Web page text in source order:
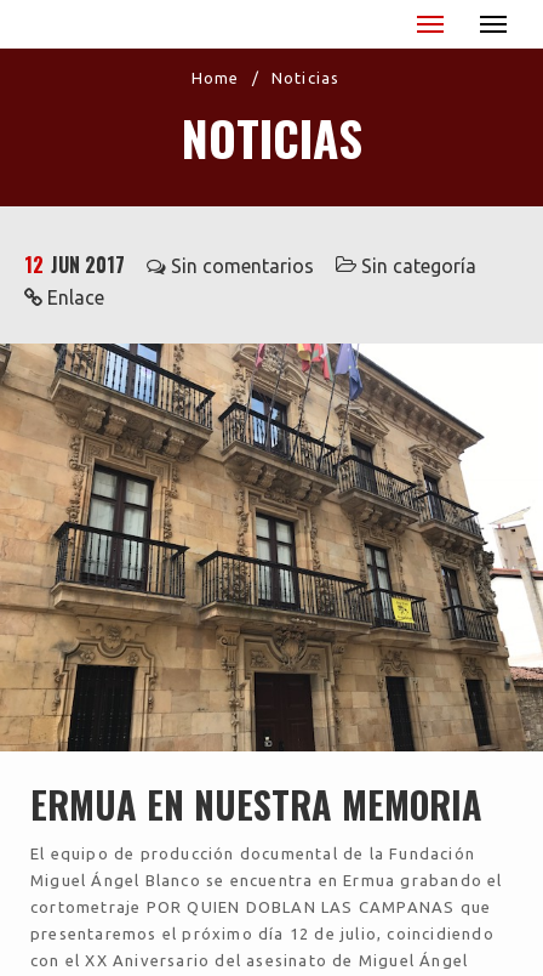
Miguel Ángel Blanco - XX Aniversario
Home / Noticias
NOTICIAS
12 JUN 2017 Sin comentarios
Sin categoría
Enlace
ERMUA EN NUESTRA MEMORIA
El equipo de producción documental de la Fundación
Miguel Ángel Blanco se encuentra en Ermua grabando el
cortometraje POR QUIEN DOBLAN LAS CAMPANAS que
presentaremos el próximo día 12 de julio, coincidiendo
con el XX Aniversario del asesinato de Miguel Ángel